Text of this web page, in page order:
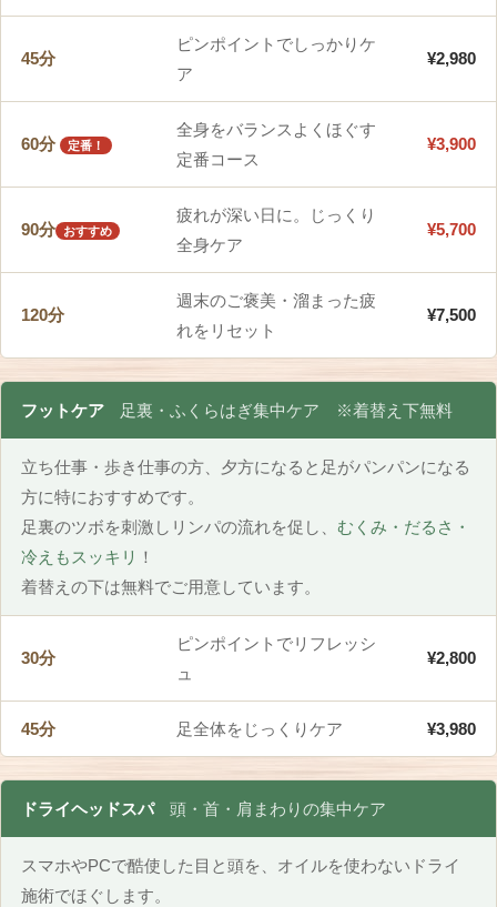
45分
ピンポイントでしっかりケ
ア
¥2,980
60分 定番！
全身をバランスよくほぐす
定番コース
¥3,900
90分 おすすめ
疲れが深い日に。じっくり
全身ケア
¥5,700
120分
週末のご褒美・溜まった疲
れをリセット
¥7,500
フットケア 足裏・ふくらはぎ集中ケア ※着替え下無料
立ち仕事・歩き仕事の方、夕方になると足がパンパンになる
方に特におすすめです。
足裏のツボを刺激しリンパの流れを促し、 むくみ・だるさ・
冷えもスッキリ ！
着替えの下は無料でご用意しています。
30分
ピンポイントでリフレッシ
ュ
¥2,800
45分 足全体をじっくりケア ¥3,980
ドライヘッドスパ 頭・首・肩まわりの集中ケア
スマホやPCで酷使した目と頭を、オイルを使わないドライ
施術でほぐします。